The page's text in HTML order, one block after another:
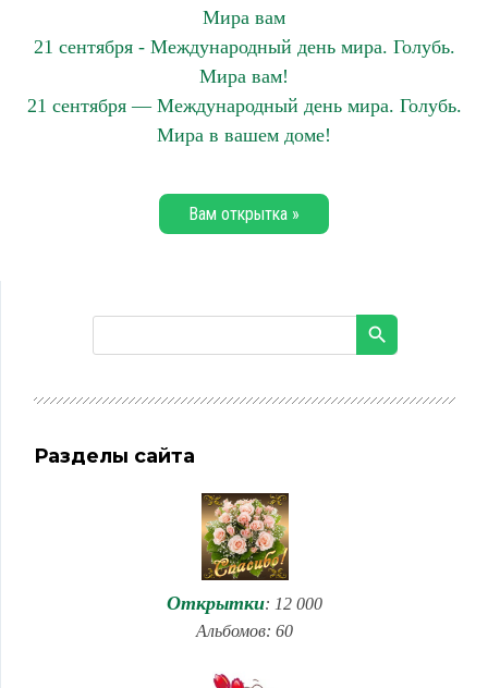
Мира вам
21 сентября - Международный день мира. Голубь.
Мира вам!
21 сентября — Международный день мира. Голубь.
Мира в вашем доме!
Вам открытка »
Разделы сайта
Открытки: 12 000
Альбомов: 60